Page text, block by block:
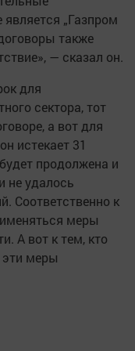
является „Газпром
также
— сказал он.
для
сектора, тот
а вот для
истекает 31
продолжена и
не удалось
Соответственно к
меры
А вот к тем, кто
эти меры